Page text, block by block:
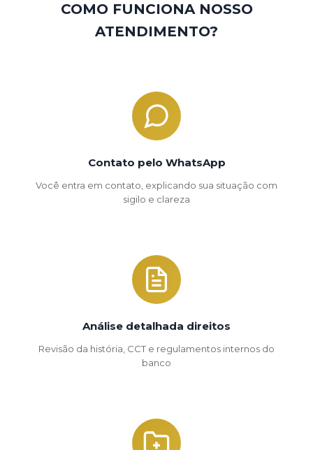
COMO FUNCIONA NOSSO
ATENDIMENTO?
Contato pelo WhatsApp
Você entra em contato, explicando sua situação com
sigilo e clareza
Análise detalhada direitos
Revisão da história, CCT e regulamentos internos do
banco